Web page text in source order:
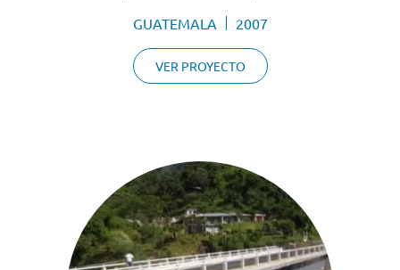
GUATEMALA 2007
VER PROYECTO